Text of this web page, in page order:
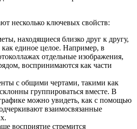
несколько ключевых свойств:
находящиеся близко друг к другу,
единое целое. Например, в
отдельные изображения,
воспринимаются как части
с общими чертами, такими как
группироваться вместе. В
можно увидеть, как с помощью
взаимосвязанные
восприятие стремится